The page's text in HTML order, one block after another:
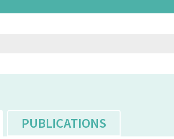
PUBLICATIONS